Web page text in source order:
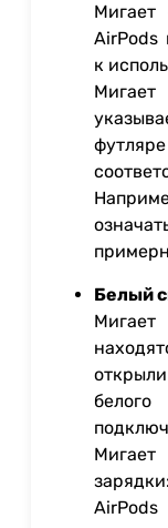
Мигает
AirPods
к
Белый
белого